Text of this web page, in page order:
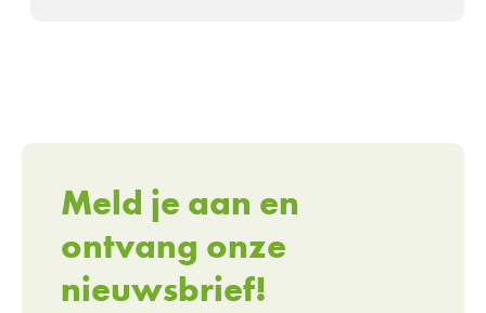
Meld je aan en
ontvang onze
nieuwsbrief!